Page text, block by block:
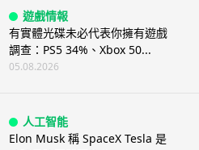
遊戲情報
有實體光碟未必代表你擁有遊戲
調查：PS5 34%、Xbox 50...
05.08.2026
人工智能
Elon Musk 稱 SpaceX Tesla 是